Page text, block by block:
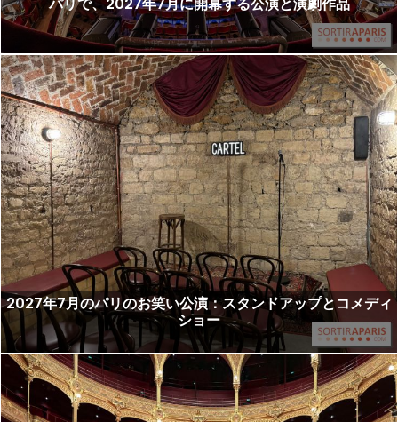
パリで、2027年7月に開幕する公演と演劇作品
2027年7月のパリのお笑い公演：スタンドアップとコメディ
ショー